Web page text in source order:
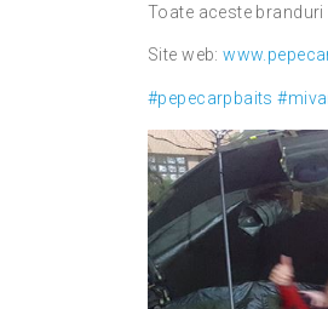
Toate aceste
Site web:
#pepecarpbaits